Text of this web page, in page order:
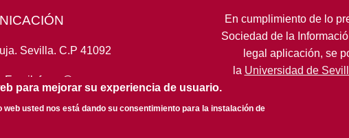
Sevilla. C.P 41092
Email: fcom@us.es
En cumplimiento de lo
Sociedad de la
legal aplicación, se
la Universidad de
para mejorar su experiencia de usuario.
usted nos está dando su consentimiento para la instalación de